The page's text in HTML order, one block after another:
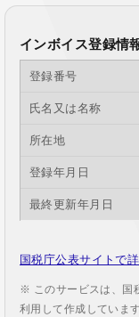
インボイス登録情
登録番号
氏名又は名称
所在地
登録年月日
最終更新年月日
国税庁公表サイトで
※ このサービスは、国
利用して作成していま